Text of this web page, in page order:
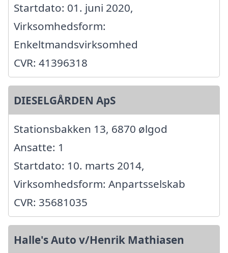
Startdato: 01. juni 2020,
Virksomhedsform:
Enkeltmandsvirksomhed
CVR: 41396318
DIESELGÅRDEN ApS
Stationsbakken 13, 6870 ølgod
Ansatte: 1
Startdato: 10. marts 2014,
Virksomhedsform: Anpartsselskab
CVR: 35681035
Halle's Auto v/Henrik Mathiasen